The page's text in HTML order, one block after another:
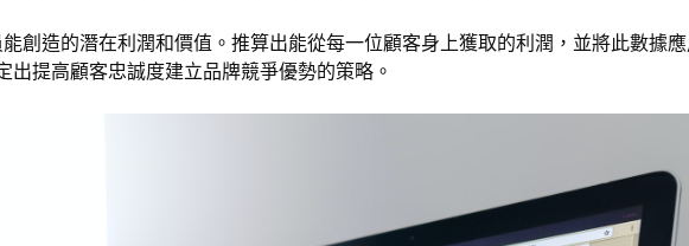
創造的潛在利潤和價值。推算出能從每一位顧客身上獲取的利潤，並將此數據
出提高顧客忠誠度建立品牌競爭優勢的策略。